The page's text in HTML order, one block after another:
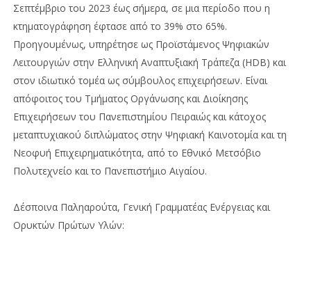
Σεπτέμβριο του 2023 έως σήμερα, σε μια περίοδο που η
κτηματογράφηση έφτασε από το 39% στο 65%.
Προηγουμένως, υπηρέτησε ως Προϊστάμενος Ψηφιακών
Λειτουργιών στην Ελληνική Αναπτυξιακή Τράπεζα (HDB) και
στον ιδιωτικό τομέα ως σύμβουλος επιχειρήσεων. Είναι
απόφοιτος του Τμήματος Οργάνωσης και Διοίκησης
Επιχειρήσεων του Πανεπιστημίου Πειραιώς και κάτοχος
μεταπτυχιακού διπλώματος στην Ψηφιακή Καινοτομία και τη
Νεοφυή Επιχειρηματικότητα, από το Εθνικό Μετσόβιο
Πολυτεχνείο και το Πανεπιστήμιο Αιγαίου.
Δέσποινα Παληαρούτα, Γενική Γραμματέας Ενέργειας και
Ορυκτών Πρώτων Υλών: